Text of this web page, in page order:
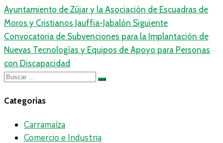
Ayuntamiento de Zújar y la Asociación de Escuadras de
Moros y Cristianos Jauffia-Jabalón Siguiente
Convocatoria de Subvenciones para la Implantación de
Nuevas Tecnologías y Equipos de Apoyo para Personas
con Discapacidad
Categorías
Carramaíza
Comercio e Industria